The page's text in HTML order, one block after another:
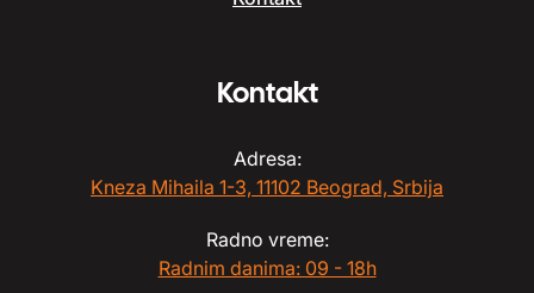
Kontakt
Adresa:
Kneza Mihaila 1-3, 11102 Beograd, Srbija
Radno vreme:
Radnim danima: 09 - 18h